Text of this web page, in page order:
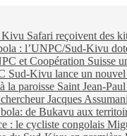
Safari reçoivent des
: l’UNPC/Sud-Kivu
et Coopération Suisse
Sud-Kivu lance un
la paroisse Saint Jean-
Jacques
de Bukavu aux
: le cycliste congolais